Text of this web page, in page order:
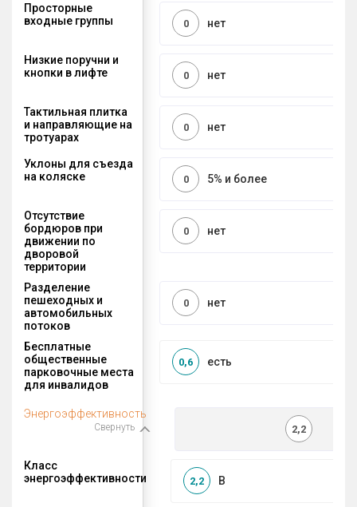
Просторные
входные группы
нет
0
Низкие поручни и
кнопки в лифте
нет
0
Тактильная плитка
и направляющие на
тротуарах
нет
0
Уклоны для съезда
на коляске
5% и более
0
Отсутствие
бордюров при
движении по
дворовой
территории
нет
0
Разделение
пешеходных и
автомобильных
потоков
нет
0
Бесплатные
общественные
парковочные места
для инвалидов
есть
0,6
Энергоэффективность
Свернуть 2,2
Класс
энергоэффективности
B
2,2